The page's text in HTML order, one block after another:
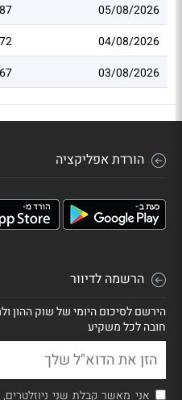
05/08/2026
04/08/2026
03/08/2026
הורדת אפליקציה
הרשמה לדיוור
הירשם לסיכום היומי של שוק ההון
חובה לכל משקיע
אני מאשר קבלת שני